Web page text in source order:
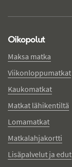
Oikopolut
Maksa matka
Viikonloppumatkat
Kaukomatkat
Matkat lähikentiltä
Lomamatkat
Matkalahjakortti
Lisäpalvelut ja edut